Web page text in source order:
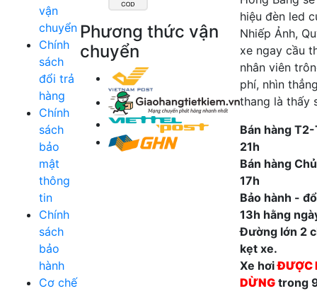
vận
chuyển
Chính
sách
đổi trả
hàng
Chính
sách
bảo
mật
thông
tin
Chính
sách
bảo
hành
Cơ chế
Phương thức vận
chuyển
hiệu đèn led
Nhiếp Ảnh,
xe ngay cầu
nhân viên
phí, nhìn
thang là thấy
Bán hàng
21h
Bán hàng
17h
Bảo hành -
13h hằng
Đường lớn 2
kẹt xe.
Xe hơiĐƯỢC
DỪNG trong